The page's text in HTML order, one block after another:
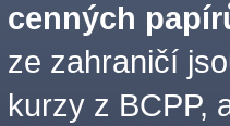
cenných
ze zahraničí
kurzy z BCPP,